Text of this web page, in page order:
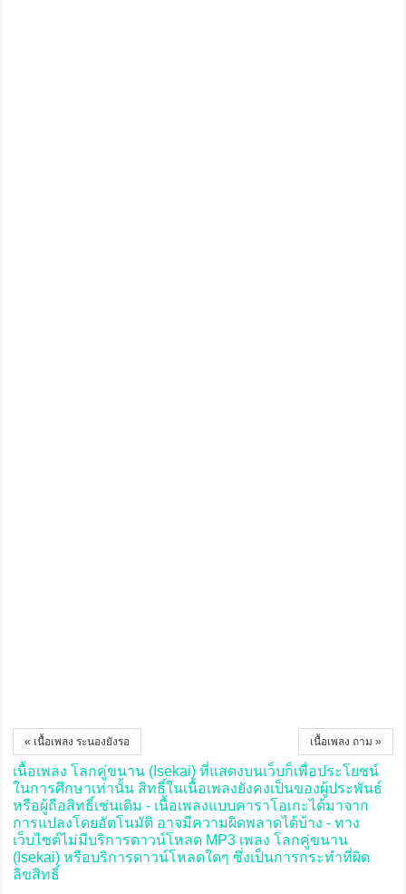
เนื้อเพลง ถาม »
« เนื้อเพลง ระนองยังรอ
เนื้อเพลง โลกคู่ขนาน (Isekai) ที่แสดงบนเว็บก็เพื่อประโยชน์
ในการศึกษาเท่านั้น สิทธิ์ในเนื้อเพลงยังคงเป็นของผู้ประพันธ์
หรือผู้ถือสิทธิ์เช่นเดิม - เนื้อเพลงแบบคาราโอเกะได้มาจาก
การแปลงโดยอัตโนมัติ อาจมีความผิดพลาดได้บ้าง - ทาง
เว็บไซต์ไม่มีบริการดาวน์โหลด MP3 เพลง โลกคู่ขนาน
(Isekai) หรือบริการดาวน์โหลดใดๆ ซึ่งเป็นการกระทำที่ผิด
ลิขสิทธิ์